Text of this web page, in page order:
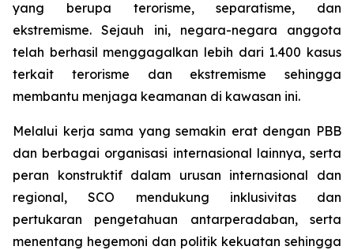
yang berupa terorisme, separatisme, dan
ekstremisme. Sejauh ini, negara-negara anggota
telah berhasil menggagalkan lebih dari 1.400 kasus
terkait terorisme dan ekstremisme sehingga
membantu menjaga keamanan di kawasan ini.
Melalui kerja sama yang semakin erat dengan PBB
dan berbagai organisasi internasional lainnya, serta
peran konstruktif dalam urusan internasional dan
regional, SCO mendukung inklusivitas dan
pertukaran pengetahuan antarperadaban, serta
menentang hegemoni dan politik kekuatan sehingga